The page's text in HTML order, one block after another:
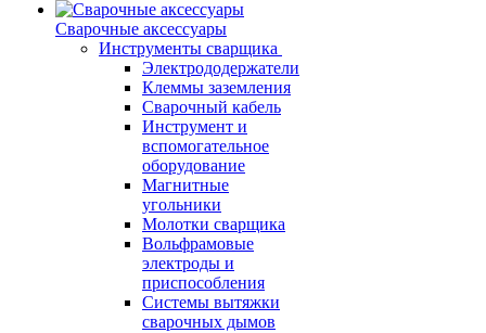
Сварочные аксессуары
Инструменты сварщика
Электрододержатели
Клеммы заземления
Сварочный кабель
Инструмент и
вспомогательное
оборудование
Магнитные
угольники
Молотки сварщика
Вольфрамовые
электроды и
приспособления
Системы вытяжки
сварочных дымов